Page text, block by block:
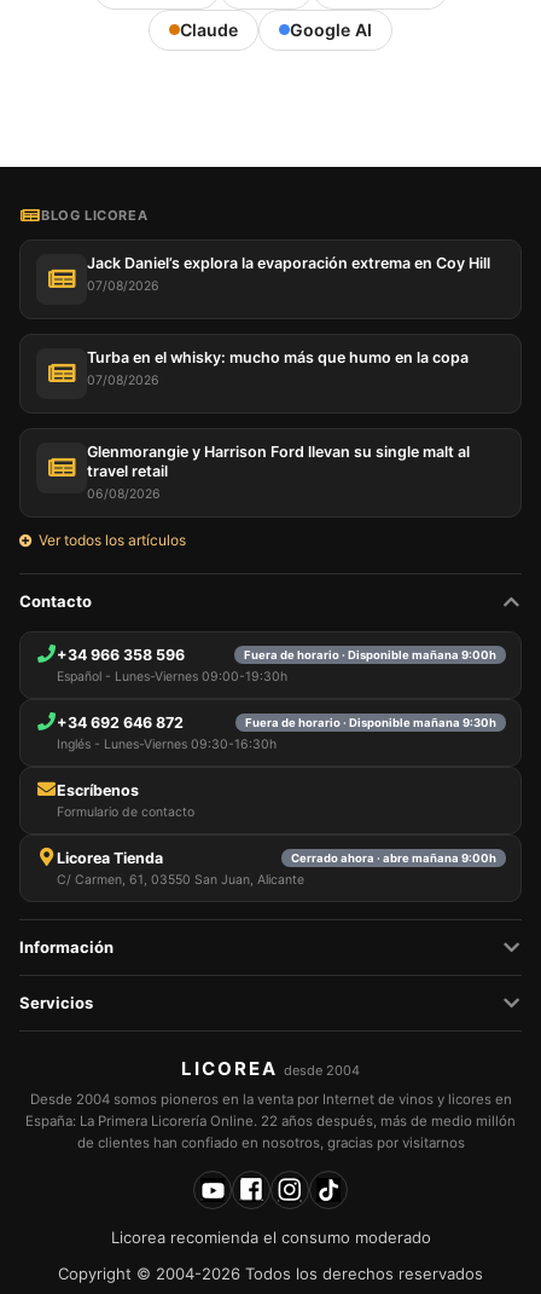
Claude
Google AI
BLOG LICOREA
Jack Daniel’s explora la evaporación extrema en Coy Hill
07/08/2026
Turba en el whisky: mucho más que humo en la copa
07/08/2026
Glenmorangie y Harrison Ford llevan su single malt al
travel retail
06/08/2026
Ver todos los artículos
Contacto
+34 966 358 596 Fuera de horario · Disponible mañana 9:00h
Español - Lunes-Viernes 09:00-19:30h
+34 692 646 872 Fuera de horario · Disponible mañana 9:30h
Inglés - Lunes-Viernes 09:30-16:30h
Escríbenos
Formulario de contacto
Licorea Tienda Cerrado ahora · abre mañana 9:00h
C/ Carmen, 61, 03550 San Juan, Alicante
Información
Servicios
LICOREA desde 2004
Desde 2004 somos pioneros en la venta por Internet de vinos y licores en
España: La Primera Licorería Online. 22 años después, más de medio millón
de clientes han confiado en nosotros, gracias por visitarnos
Licorea recomienda el consumo moderado
Copyright © 2004-2026 Todos los derechos reservados